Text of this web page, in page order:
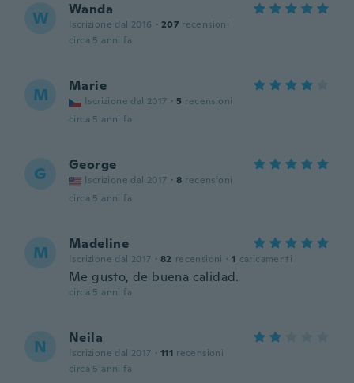
W Wanda
Iscrizione dal 2016 · 207 recensioni
circa 5 anni fa
M Marie
Iscrizione dal 2017 · 5 recensioni
circa 5 anni fa
G George
Iscrizione dal 2017 · 8 recensioni
circa 5 anni fa
M Madeline
Iscrizione dal 2017 · 82 recensioni · 1 caricamenti
Me gusto, de buena calidad.
circa 5 anni fa
N Neila
Iscrizione dal 2017 · 111 recensioni
circa 5 anni fa